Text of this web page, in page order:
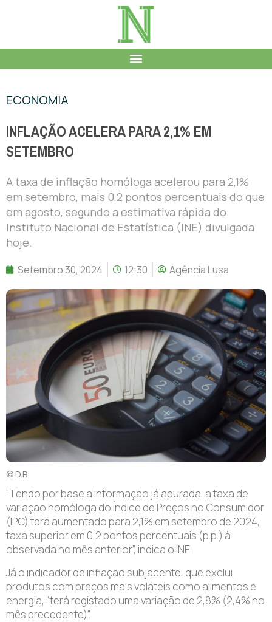
ECONOMIA
INFLAÇÃO ACELERA PARA 2,1% EM
SETEMBRO
A taxa de inflação homóloga acelerou para 2,1%
em setembro, mais 0,2 pontos percentuais do que
em agosto, segundo a estimativa rápida do
Instituto Nacional de Estatística (INE) divulgada
hoje.
Setembro 30, 2024 12:30 Agência Lusa
© D.R
“Tendo por base a informação já apurada, a taxa de
variação homóloga do Índice de Preços no Consumidor
(IPC) terá aumentado para 2,1% em setembro de 2024,
taxa superior em 0,2 pontos percentuais (p.p.) à
observada no mês anterior”, indica o INE.
Já o indicador de inflação subjacente, que exclui
produtos com preços mais voláteis como alimentos e
energia, “terá registado uma variação de 2,8% (2,4% no
mês precedente)”.